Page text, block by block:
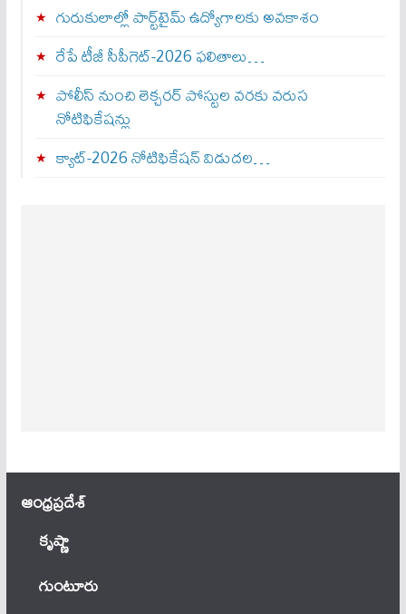
గురుకులాల్లో పార్ట్‌టైమ్ ఉద్యోగాలకు అవకాశం
రేపే టీజీ సీపీగెట్‌-2026 ఫలితాలు…
పోలీస్ నుంచి లెక్చరర్ పోస్టుల వరకు వరుస
నోటిఫికేషన్లు
క్యాట్-2026 నోటిఫికేషన్ విడుదల…
ఆంధ్ర‌ప్ర‌దేశ్
కృష్ణా
గుంటూరు